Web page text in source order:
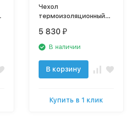
Чехол
термоизоляционный
5 830 ₽
В наличии
В корзину
Купить в 1 клик